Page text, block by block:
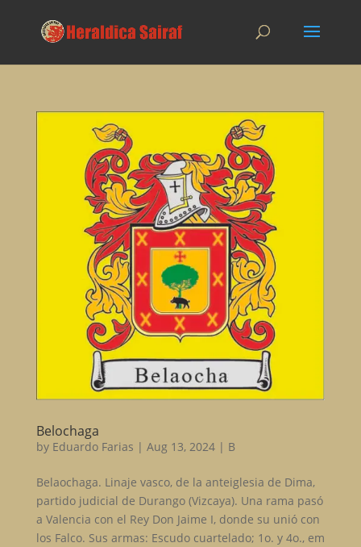
Belochaga
by Eduardo Farias | Aug 13, 2024| B
Belaochaga. Linaje vasco, de la anteiglesia de Dima,
partido judicial de Durango (Vizcaya). Una rama pasó
a Valencia con el Rey Don Jaime I, donde su unió con
los Falco. Sus armas: Escudo cuartelado; 1o. y 4o., em